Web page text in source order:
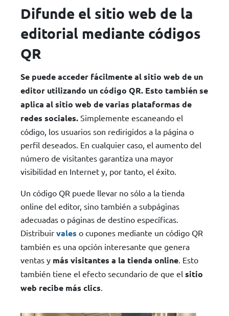
Difunde el sitio web de la
editorial mediante códigos
QR
Se puede acceder fácilmente al sitio web de un
editor utilizando un código QR. Esto también se
aplica al sitio web de varias plataformas de
redes sociales. Simplemente escaneando el
código, los usuarios son redirigidos a la página o
perfil deseados. En cualquier caso, el aumento del
número de visitantes garantiza una mayor
visibilidad en Internet y, por tanto, el éxito.
Un código QR puede llevar no sólo a la tienda
online del editor, sino también a subpáginas
adecuadas o páginas de destino específicas.
Distribuir vales o cupones mediante un código QR
también es una opción interesante que genera
ventas y más visitantes a la tienda online. Esto
también tiene el efecto secundario de que el sitio
web recibe más clics.